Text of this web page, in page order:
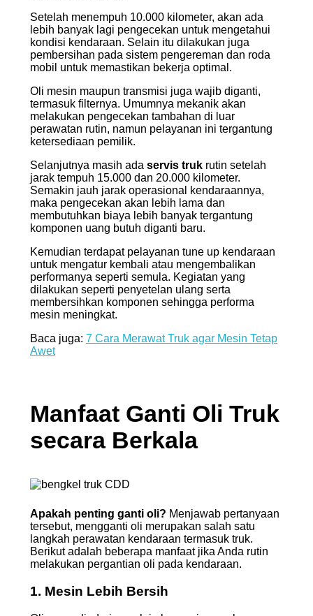
Setelah menempuh 10.000 kilometer, akan ada
lebih banyak lagi pengecekan untuk mengetahui
kondisi kendaraan. Selain itu dilakukan juga
pembersihan pada sistem pengereman dan roda
mobil untuk memastikan bekerja optimal.
Oli mesin maupun transmisi juga wajib diganti,
termasuk filternya. Umumnya mekanik akan
melakukan pengecekan tambahan di luar
perawatan rutin, namun pelayanan ini tergantung
ketersediaan pemilik.
Selanjutnya masih ada servis truk rutin setelah
jarak tempuh 15.000 dan 20.000 kilometer.
Semakin jauh jarak operasional kendaraannya,
maka pengecekan akan lebih lama dan
membutuhkan biaya lebih banyak tergantung
komponen uang butuh diganti baru.
Kemudian terdapat pelayanan tune up kendaraan
untuk mengatur kembali atau mengembalikan
performanya seperti semula. Kegiatan yang
dilakukan seperti penyetelan ulang serta
membersihkan komponen sehingga performa
mesin meningkat.
Baca juga: 7 Cara Merawat Truk agar Mesin Tetap
Awet
Manfaat Ganti Oli Truk
secara Berkala
Apakah penting ganti oli? Menjawab pertanyaan
tersebut, mengganti oli merupakan salah satu
langkah perawatan kendaraan termasuk truk.
Berikut adalah beberapa manfaat jika Anda rutin
melakukan pergantian oli pada kendaraan.
1. Mesin Lebih Bersih